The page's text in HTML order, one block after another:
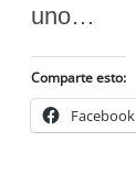
uno…
Comparte esto:
Facebook